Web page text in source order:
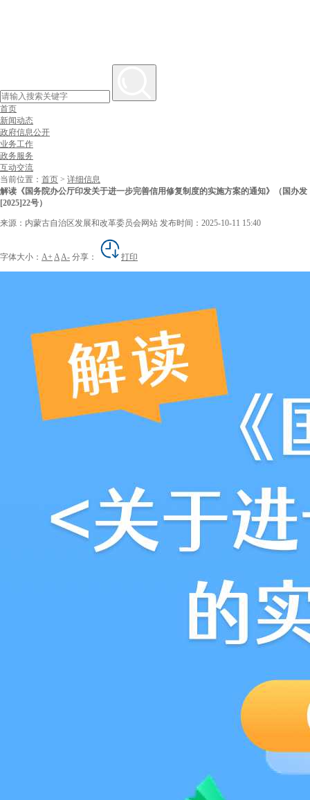
首页
新闻动态
政府信息公开
业务工作
政务服务
互动交流
当前位置： 首页 > 详细信息
解读《国务院办公厅印发关于进一步完善信用修复制度的实施方案的通知》（国办发
[2025]22号）
来源：内蒙古自治区发展和改革委员会网站 发布时间：2025-10-11 15:40
字体大小： A+ AA- 分享： 打印